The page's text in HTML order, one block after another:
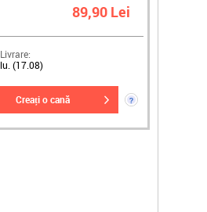
89,90 Lei
Livrare:
lu. (17.08)
creați o cană ?